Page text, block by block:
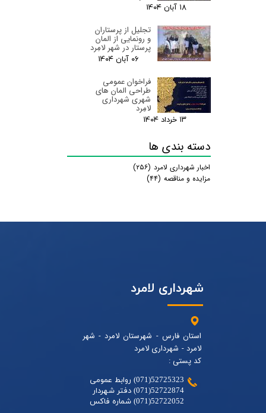
۱۸ آبان ۰۴
تجلیل از پرستاران
و رونمایی از المان
پرستار در شهر لامِرد
۰۶ آبان ۰۴
فراخوان عمومی
طراحی المان های
شهری شهرداری
لامِرد
۱۳ خرداد ۰۴
دسته بندی ها
اخبار شهرداری لامرد (۲۵۶)
مزایده و مناقصه (۴۴)
شهرداری لامرد
استان فارس - شهرستان لامرد - شهر
لامرد - شهرداری لامرد
کد پستی :
52725323(071) روابط عمومی
52722874(071) دفتر شهردار
52722052(071) شماره فاکس